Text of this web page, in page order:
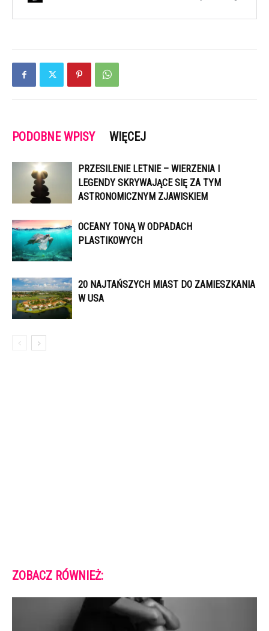
PODOBNE WPISY WIĘCEJ
PRZESILENIE LETNIE – WIERZENIA I
LEGENDY SKRYWAJĄCE SIĘ ZA TYM
ASTRONOMICZNYM ZJAWISKIEM
OCEANY TONĄ W ODPADACH
PLASTIKOWYCH
20 NAJTAŃSZYCH MIAST DO ZAMIESZKANIA
W USA
ZOBACZ RÓWNIEŻ: